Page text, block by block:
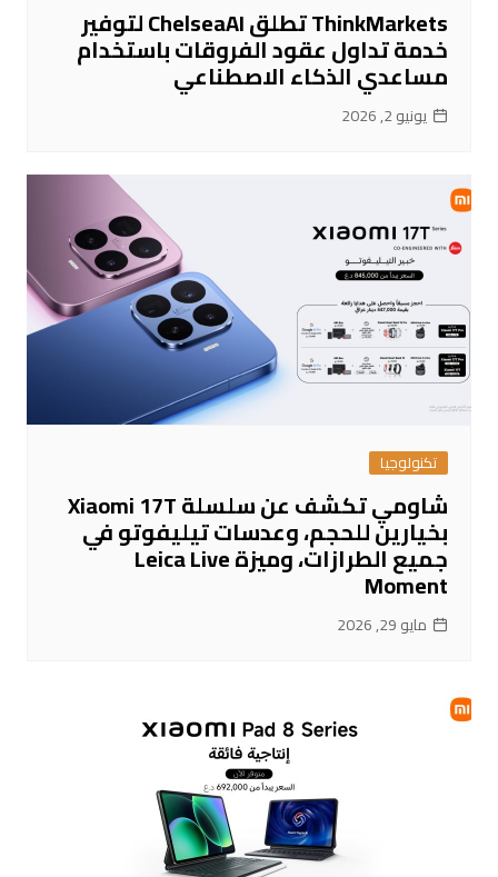
ThinkMarkets تطلق ChelseaAI لتوفير
خدمة تداول عقود الفروقات باستخدام
مساعدي الذكاء الاصطناعي
يونيو 2, 2026
تكنولوجيا
شاومي تكشف عن سلسلة Xiaomi 17T
بخيارين للحجم، وعدسات تيليفوتو في
جميع الطرازات، وميزة Leica Live
Moment
مايو 29, 2026